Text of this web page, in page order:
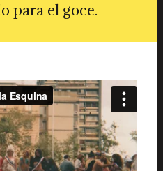
para el goce.